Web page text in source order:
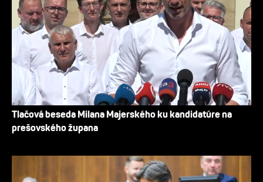
Tlačová beseda Milana Majerského ku kandidatúre na
prešovského župana